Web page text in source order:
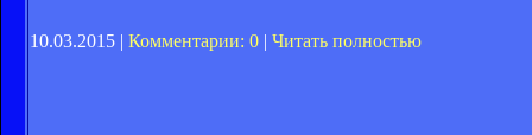
10.03.2015 | Комментарии: 0 | Читать полностью